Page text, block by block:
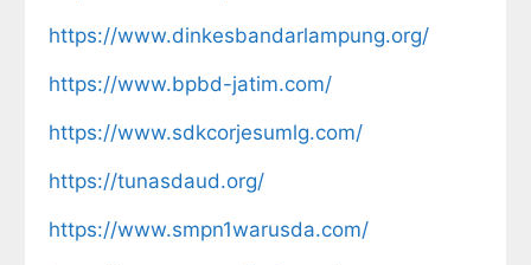
https://www.dinkesbandarlampung.org/
https://www.bpbd-jatim.com/
https://www.sdkcorjesumlg.com/
https://tunasdaud.org/
https://www.smpn1warusda.com/